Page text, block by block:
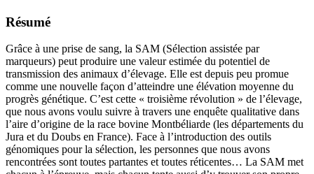
Résumé
Grâce à une prise de sang, la SAM (Sélection assistée par
marqueurs) peut produire une valeur estimée du potentiel de
transmission des animaux d’élevage. Elle est depuis peu promue
comme une nouvelle façon d’atteindre une élévation moyenne du
progrès génétique. C’est cette « troisième révolution » de l’élevage,
que nous avons voulu suivre à travers une enquête qualitative dans
l’aire d’origine de la race bovine Montbéliarde (les départements du
Jura et du Doubs en France). Face à l’introduction des outils
génomiques pour la sélection, les personnes que nous avons
rencontrées sont toutes partantes et toutes réticentes… La SAM met